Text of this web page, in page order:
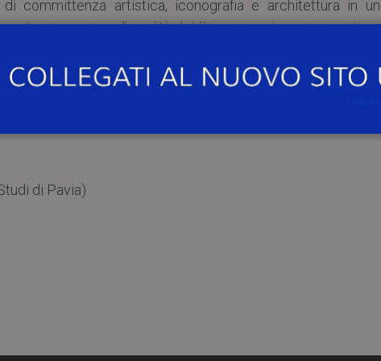
committenza artistica, iconografia e architettura in un
si esaurisce l’eredità del Rinascimento e si impostano
di Pavia)